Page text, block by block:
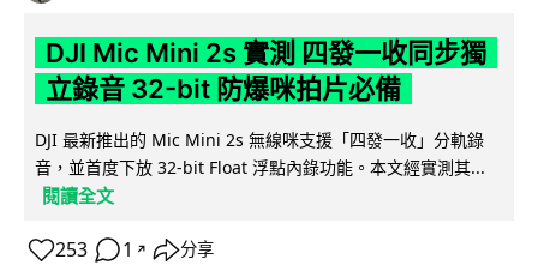
DJI Mic Mini 2s 實測 四發一收同步獨
立錄音 32-bit 防爆咪拍片必備
DJI 最新推出的 Mic Mini 2s 無線咪支援「四發一收」分軌錄
音，並首度下放 32-bit Float 浮點內錄功能。本文經實測其...
閱讀全文
253 1 ↗ 分享